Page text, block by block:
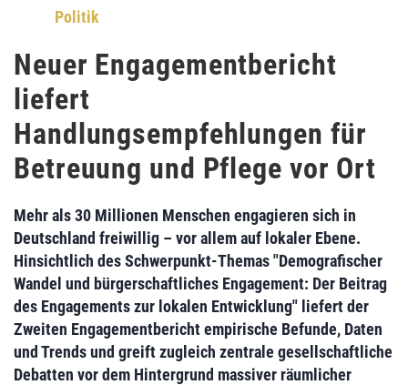
Politik
Neuer Engagementbericht
liefert
Handlungsempfehlungen für
Betreuung und Pflege vor Ort
Mehr als 30 Millionen Menschen engagieren sich in
Deutschland freiwillig – vor allem auf lokaler Ebene.
Hinsichtlich desSchwerpunkt-Themas "Demografischer
Wandel und bürgerschaftliches Engagement: Der Beitrag
des Engagements zur lokalen Entwicklung" liefert der
Zweiten Engagementberichtempirische Befunde, Daten
und Trendsund greift zugleich zentrale gesellschaftliche
Debatten vor dem Hintergrund massiverräumlicher